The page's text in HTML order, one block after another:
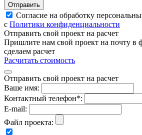
Отправить
Согласие на обработку
с Политики конфиденциальности
Отправить свой проект на расчет
Пришлите нам свой проект на почту
сделаем расчет
Расчитать стоимость
Отправить свой проект на расчет
Ваше имя:
Контактный телефон*:
E-mail:
Файл проекта: